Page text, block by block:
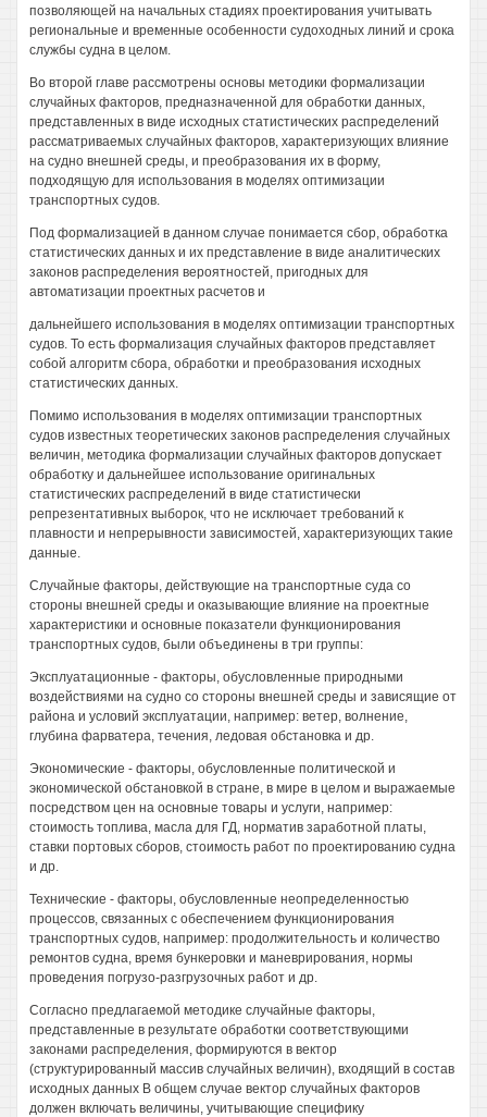
позволяющей на начальных стадиях проектирования учитывать
региональные и временные особенности судоходных линий и срока
службы судна в целом.
Во второй главе рассмотрены основы методики формализации
случайных факторов, предназначенной для обработки данных,
представленных в виде исходных статистических распределений
рассматриваемых случайных факторов, характеризующих влияние
на судно внешней среды, и преобразования их в форму,
подходящую для использования в моделях оптимизации
транспортных судов.
Под формализацией в данном случае понимается сбор, обработка
статистических данных и их представление в виде аналитических
законов распределения вероятностей, пригодных для
автоматизации проектных расчетов и
дальнейшего использования в моделях оптимизации транспортных
судов. То есть формализация случайных факторов представляет
собой алгоритм сбора, обработки и преобразования исходных
статистических данных.
Помимо использования в моделях оптимизации транспортных
судов известных теоретических законов распределения случайных
величин, методика формализации случайных факторов допускает
обработку и дальнейшее использование оригинальных
статистических распределений в виде статистически
репрезентативных выборок, что не исключает требований к
плавности и непрерывности зависимостей, характеризующих такие
данные.
Случайные факторы, действующие на транспортные суда со
стороны внешней среды и оказывающие влияние на проектные
характеристики и основные показатели функционирования
транспортных судов, были объединены в три группы:
Эксплуатационные - факторы, обусловленные природными
воздействиями на судно со стороны внешней среды и зависящие от
района и условий эксплуатации, например: ветер, волнение,
глубина фарватера, течения, ледовая обстановка и др.
Экономические - факторы, обусловленные политической и
экономической обстановкой в стране, в мире в целом и выражаемые
посредством цен на основные товары и услуги, например:
стоимость топлива, масла для ГД, норматив заработной платы,
ставки портовых сборов, стоимость работ по проектированию судна
и др.
Технические - факторы, обусловленные неопределенностью
процессов, связанных с обеспечением функционирования
транспортных судов, например: продолжительность и количество
ремонтов судна, время бункеровки и маневрирования, нормы
проведения погрузо-разгрузочных работ и др.
Согласно предлагаемой методике случайные факторы,
представленные в результате обработки соответствующими
законами распределения, формируются в вектор
(структурированный массив случайных величин), входящий в состав
исходных данных В общем случае вектор случайных факторов
должен включать величины, учитывающие специфику